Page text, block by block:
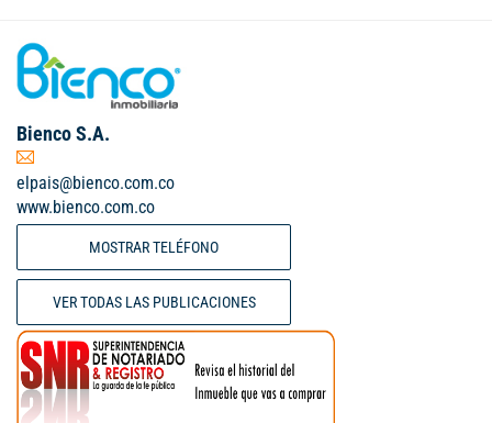
Bienco S.A.
elpais@bienco.com.co
www.bienco.com.co
MOSTRAR TELÉFONO
VER TODAS LAS PUBLICACIONES